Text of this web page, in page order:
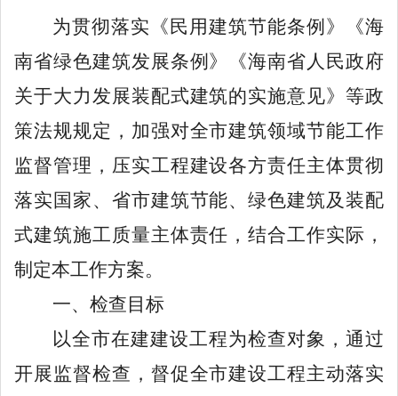
为贯彻落实《民用建筑节能条例》《海
南省绿色建筑发展条例》《海南省人民政府
关于大力发展装配式建筑的实施意见》等政
策法规规定，加强对全市建筑领域节能工作
监督管理，压实工程建设各方责任主体贯彻
落实国家、省市建筑节能、绿色建筑及装配
式建筑施工质量主体责任 ，结合工作实际，
制定本工作方案。
一、检查目标
以全市在建建设工程为检查对象，通过
开展监督检查，督促全市建设工程主动落实